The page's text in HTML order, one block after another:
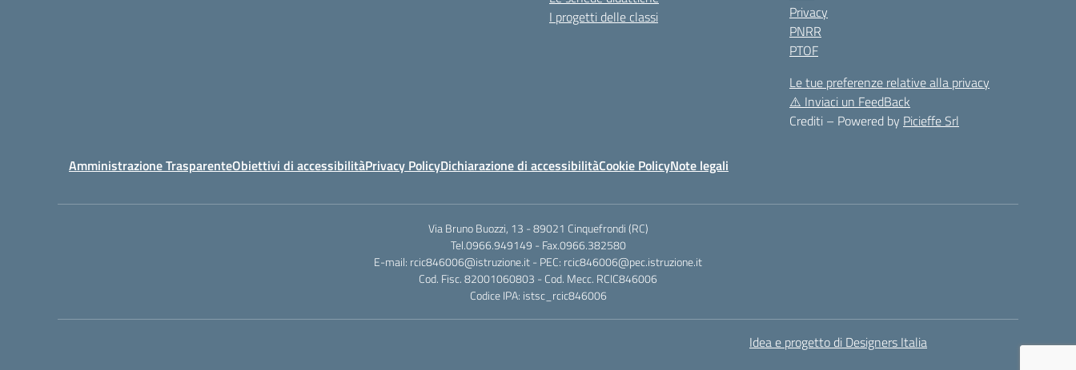
I progetti delle classi
Privacy
PNRR
PTOF
Le tue preferenze relative alla privacy
⚠️ Inviaci un FeedBack
Crediti – Powered by Picieffe Srl
Amministrazione TrasparenteObiettivi di accessibilitàPrivacy PolicyDichiarazione di accessibilitàCookie PolicyNote legali
Via Bruno Buozzi, 13 - 89021 Cinquefrondi (RC)
Tel.0966.949149 - Fax.0966.382580
E-mail: rcic846006@istruzione.it - PEC: rcic846006@pec.istruzione.it
Cod. Fisc. 82001060803 - Cod. Mecc. RCIC846006
Codice IPA: istsc_rcic846006
Idea e progetto di Designers Italia